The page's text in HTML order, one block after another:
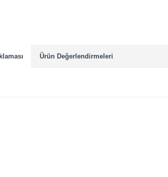
Ürün Değerlendirmeleri